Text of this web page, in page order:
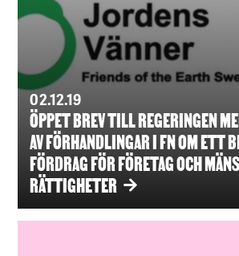
02.12.19
ÖPPET BREV TILL REGERINGEN
AV FÖRHANDLINGAR I FN OM ETT
FÖRDRAG FÖR FÖRETAG OCH
RÄTTIGHETER